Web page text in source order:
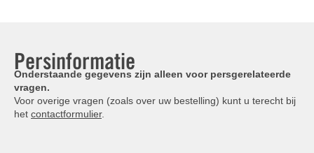
Persinformatie
Onderstaande gegevens zijn alleen voor persgerelateerde
vragen.
Voor overige vragen (zoals over uw bestelling) kunt u terecht bij
het contactformulier.